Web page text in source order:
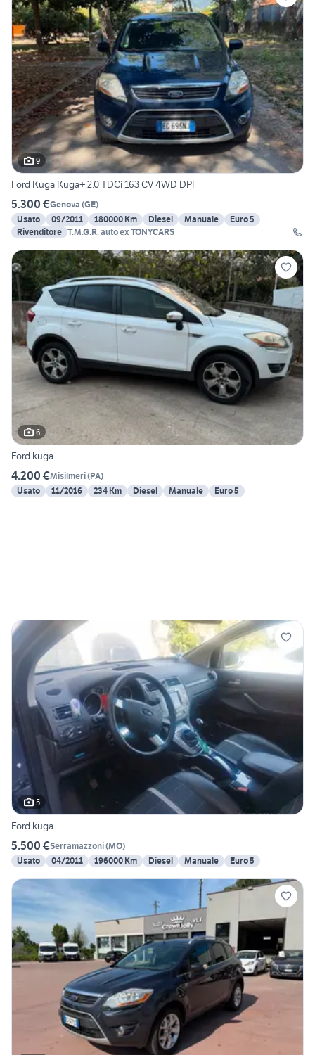
9
Ford Kuga Kuga+ 2.0 TDCi 163 CV 4WD DPF
5.300 €Genova (GE)
Usato
09/2011 180000 Km Diesel Manuale
Euro 5
Rivenditore T.M.G.R. auto ex TONYCARS
6
Ford kuga
4.200 €Misilmeri(PA)
Usato
11/2016 234 Km Diesel Manuale Euro 5
5
Ford kuga
5.500 €Serramazzoni(MO)
Usato
04/2011 196000 Km Diesel Manuale Euro 5